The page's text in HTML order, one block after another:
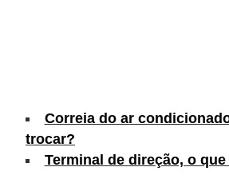
Correia do ar
trocar?
Terminal de direção, o que
a
m